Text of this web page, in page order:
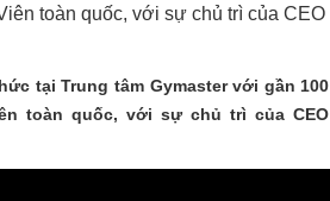
toàn quốc, với sự chủ trì của CEO
tại Trung tâm Gymaster với gần 100
toàn quốc, với sự chủ trì của CEO